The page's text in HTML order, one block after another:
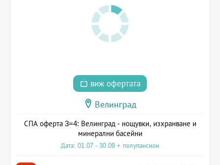
виж офертата
Велинград
СПА оферта 3=4: Велинград - нощувки, изхранване и
минерални басейни
Дата: 01.07 - 30.09 + полупансион